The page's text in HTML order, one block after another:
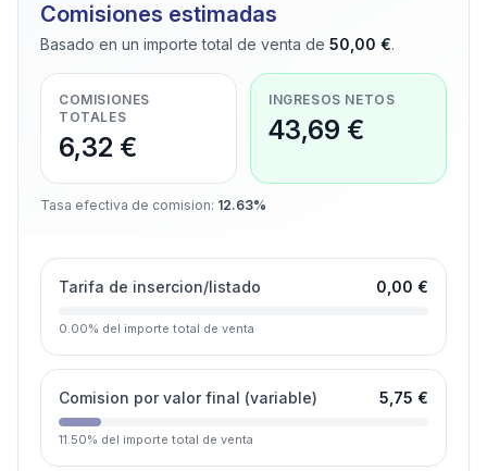
Comisiones estimadas
Basado en un importe total de venta de 50,00 €.
COMISIONES
TOTALES
6,32 €
INGRESOS NETOS
43,69 €
Tasa efectiva de comision: 12.63%
Tarifa de insercion/listado 0,00 €
0.00% del importe total de venta
Comision por valor final (variable) 5,75 €
11.50% del importe total de venta